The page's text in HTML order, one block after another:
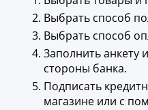
Выбрать способ
Выбрать способ
Заполнить анкету
стороны банка.
Подписать
магазине или с